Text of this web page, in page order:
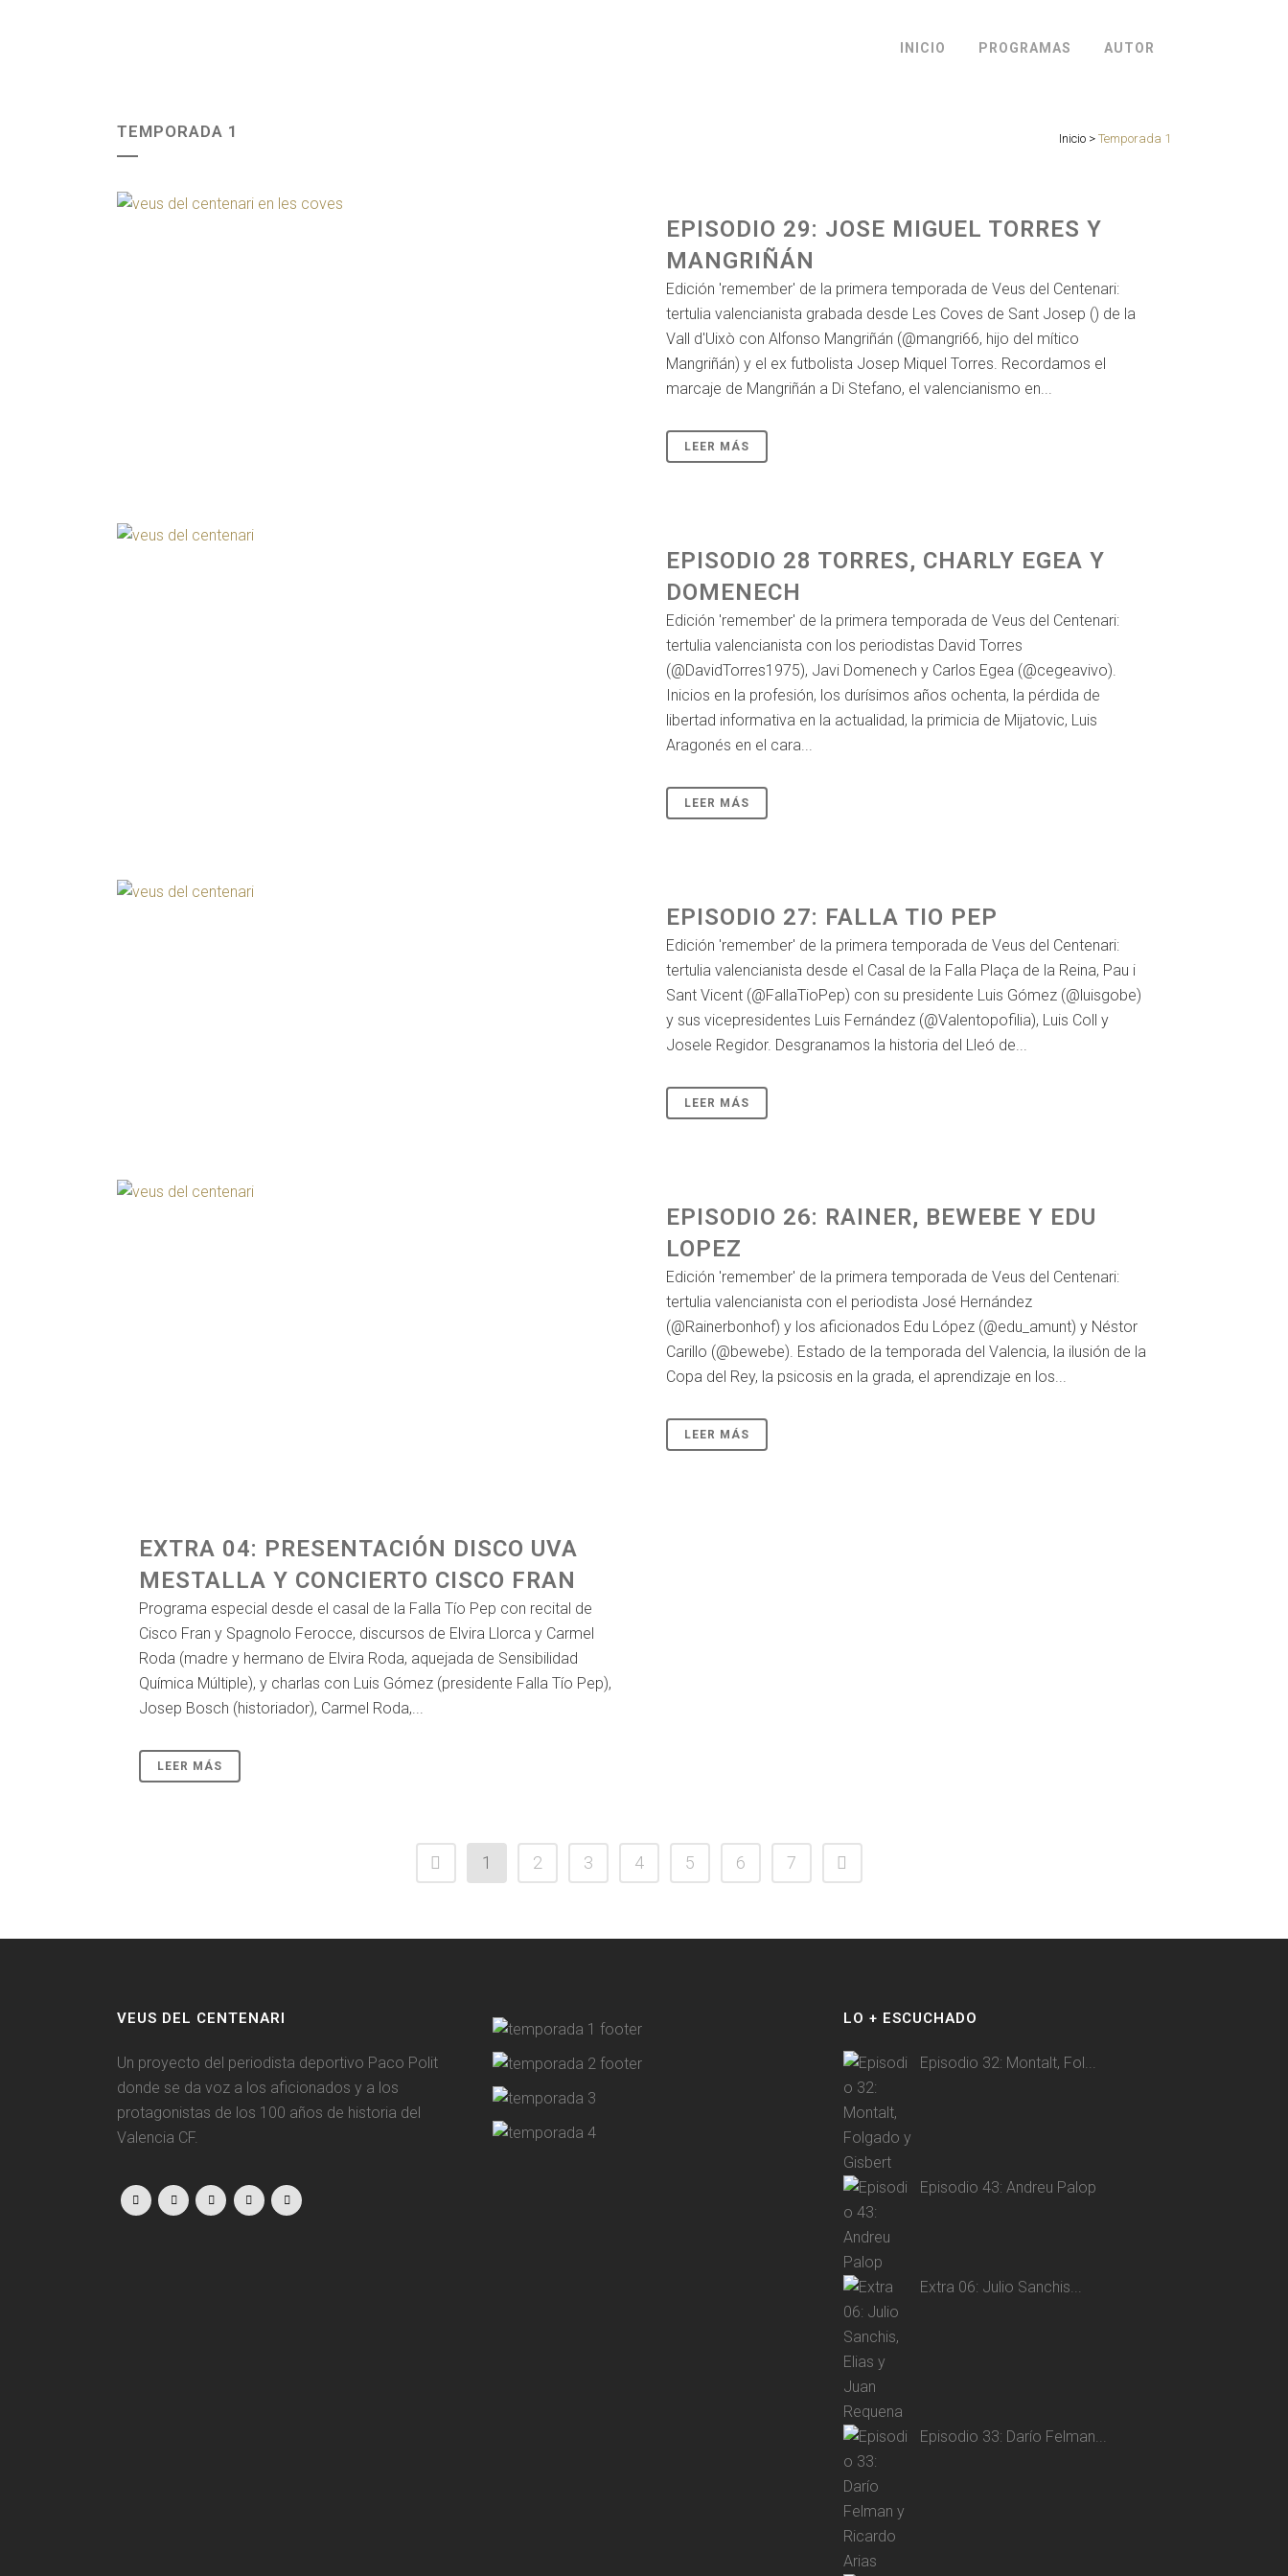
INICIO PROGRAMAS AUTOR
TEMPORADA 1 Inicio > Temporada 1
EPISODIO 29: JOSE MIGUEL TORRES Y
MANGRIÑÁN
Edición 'remember' de la primera temporada de Veus del Centenari:
tertulia valencianista grabada desde Les Coves de Sant Josep () de la
Vall d'Uixò con Alfonso Mangriñán (@mangri66, hijo del mítico
Mangriñán) y el ex futbolista Josep Miquel Torres. Recordamos el
marcaje de Mangriñán a Di Stefano, el valencianismo en...
LEER MÁS
EPISODIO 28 TORRES, CHARLY EGEA Y
DOMENECH
Edición 'remember' de la primera temporada de Veus del Centenari:
tertulia valencianista con los periodistas David Torres
(@DavidTorres1975), Javi Domenech y Carlos Egea (@cegeavivo).
Inicios en la profesión, los durísimos años ochenta, la pérdida de
libertad informativa en la actualidad, la primicia de Mijatovic, Luis
Aragonés en el cara...
LEER MÁS
EPISODIO 27: FALLA TIO PEP
Edición 'remember' de la primera temporada de Veus del Centenari:
tertulia valencianista desde el Casal de la Falla Plaça de la Reina, Pau i
Sant Vicent (@FallaTioPep) con su presidente Luis Gómez (@luisgobe)
y sus vicepresidentes Luis Fernández (@Valentopofilia), Luis Coll y
Josele Regidor. Desgranamos la historia del Lleó de...
LEER MÁS
EPISODIO 26: RAINER, BEWEBE Y EDU
LOPEZ
Edición 'remember' de la primera temporada de Veus del Centenari:
tertulia valencianista con el periodista José Hernández
(@Rainerbonhof) y los aficionados Edu López (@edu_amunt) y Néstor
Carillo (@bewebe). Estado de la temporada del Valencia, la ilusión de la
Copa del Rey, la psicosis en la grada, el aprendizaje en los...
LEER MÁS
EXTRA 04: PRESENTACIÓN DISCO UVA
MESTALLA Y CONCIERTO CISCO FRAN
Programa especial desde el casal de la Falla Tío Pep con recital de
Cisco Fran y Spagnolo Ferocce, discursos de Elvira Llorca y Carmel
Roda (madre y hermano de Elvira Roda, aquejada de Sensibilidad
Química Múltiple), y charlas con Luis Gómez (presidente Falla Tío Pep),
Josep Bosch (historiador), Carmel Roda,...
LEER MÁS
1 2 3 4 5 6 7
VEUS DEL CENTENARI
Un proyecto del periodista deportivo Paco Polit
donde se da voz a los aficionados y a los
protagonistas de los 100 años de historia del
Valencia CF.
LO + ESCUCHADO
Episodio 32: Montalt, Fol...
Episodio 43: Andreu Palop
Extra 06: Julio Sanchis...
Episodio 33: Darío Felman...